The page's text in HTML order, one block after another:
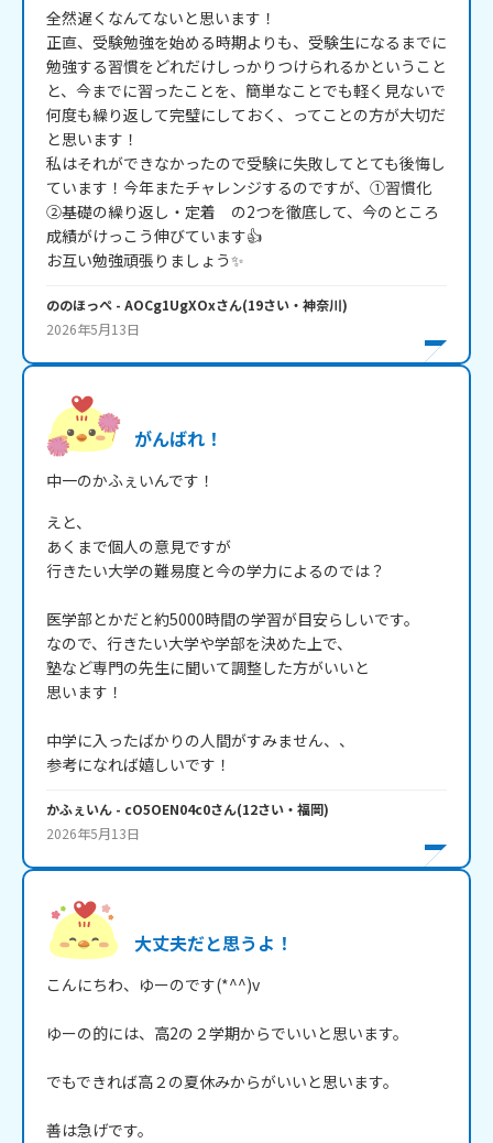
全然遅くなんてないと思います！
正直、受験勉強を始める時期よりも、受験生になるまでに
勉強する習慣をどれだけしっかりつけられるかということ
と、今までに習ったことを、簡単なことでも軽く見ないで
何度も繰り返して完璧にしておく、ってことの方が大切だ
と思います！
私はそれができなかったので受験に失敗してとても後悔し
ています！今年またチャレンジするのですが、①習慣化
②基礎の繰り返し・定着　の2つを徹底して、今のところ
成績がけっこう伸びています👍
お互い勉強頑張りましょう✨
ののほっぺ - AOCg1UgXOxさん(19さい・ 神奈川)
2026年5月13日
がんばれ！
中一のかふぇいんです！
えと、
あくまで個人の意見ですが
行きたい大学の難易度と今の学力によるのでは？
医学部とかだと約5000時間の学習が目安らしいです。
なので、行きたい大学や学部を決めた上で、
塾など専門の先生に聞いて調整した方がいいと
思います！
中学に入ったばかりの人間がすみません、、
かふぇいん - cO5OEN04c0さん(12さい・ 福岡)
2026年5月13日
大丈夫だと思うよ！
こんにちわ、ゆーのです(*^^)v
ゆーの的には、高2の２学期からでいいと思います。
でもできれば高２の夏休みからがいいと思います。
善は急げです。